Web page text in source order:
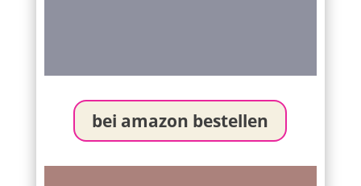
bei amazon bestellen